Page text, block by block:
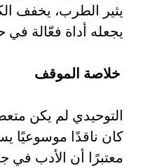
يثير الطرب، يخفف
يجعله أداة فعّالة في
خلاصة الموقف
التوحيدي لم يكن
كان ناقدًا موسوعيًا
معتبرًا أن الأدب في